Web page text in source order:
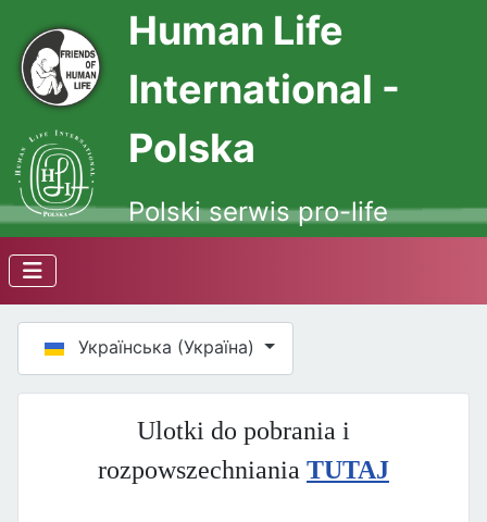
Human Life
International -
Polska
Polski serwis pro-life
Оберіть свою мову
Українська (Україна)
Ulotki do pobrania i
rozpowszechniania TUTAJ